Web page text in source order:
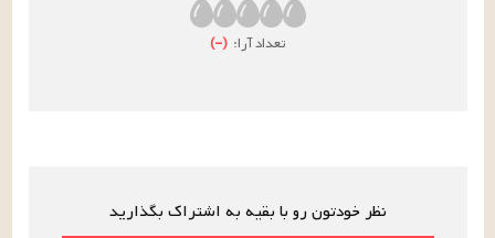
تعداد آرا: (
–
)
نظر خودتون رو با بقیه به اشتراک بگذارید